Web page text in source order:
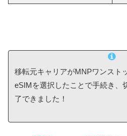
移転元キャリアがMNPワンスト
eSIMを選択したことで手続き、
了できました！